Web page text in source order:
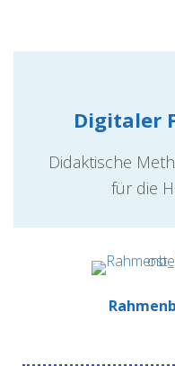
Digitaler
Didaktische
für die